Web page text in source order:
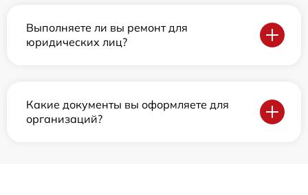
Выполняете ли вы ремонт для
юридических лиц?
Какие документы вы оформляете для
организаций?